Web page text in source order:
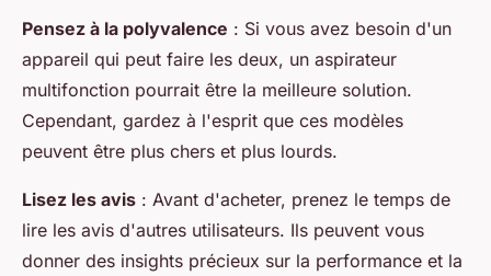
Pensez à la polyvalence : Si vous avez besoin d'un
appareil qui peut faire les deux, un aspirateur
multifonction pourrait être la meilleure solution.
Cependant, gardez à l'esprit que ces modèles
peuvent être plus chers et plus lourds.
Lisez les avis : Avant d'acheter, prenez le temps de
lire les avis d'autres utilisateurs. Ils peuvent vous
donner des insights précieux sur la performance et la